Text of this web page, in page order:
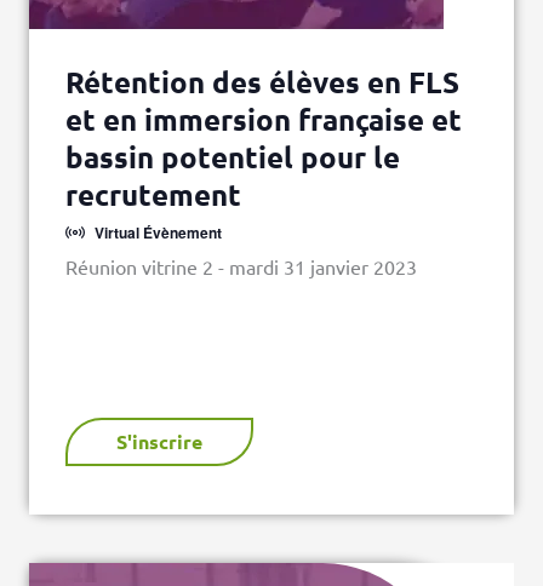
Rétention des élèves en FLS
et en immersion française et
bassin potentiel pour le
recrutement
Virtual Évènement
Réunion vitrine 2 - mardi 31 janvier 2023
S'inscrire